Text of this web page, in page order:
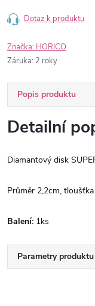
Dotaz k produktu
Značka: HORICO
Záruka: 2 roky
Popis produktu
Detailní
Diamantový disk
Průměr 2,2cm,
Balení: 1ks
Parametry produktu